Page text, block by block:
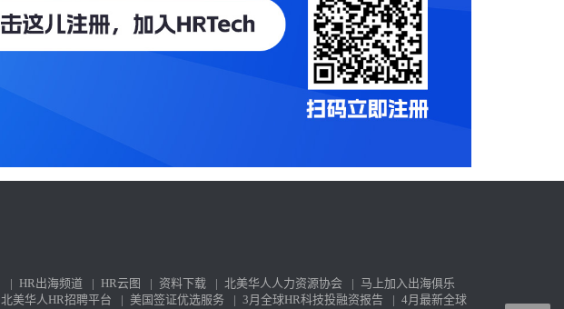
| HR出海频道 | HR云图 | 资料下载 | 北美华人人力资源协会 | 马上加入出海俱乐
北美华人HR招聘平台 | 美国签证优选服务 | 3月全球HR科技投融资报告 | 4月最新全球